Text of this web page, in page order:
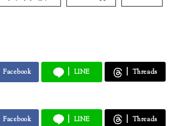
Facebook LINE Threads
Facebook LINE Threads